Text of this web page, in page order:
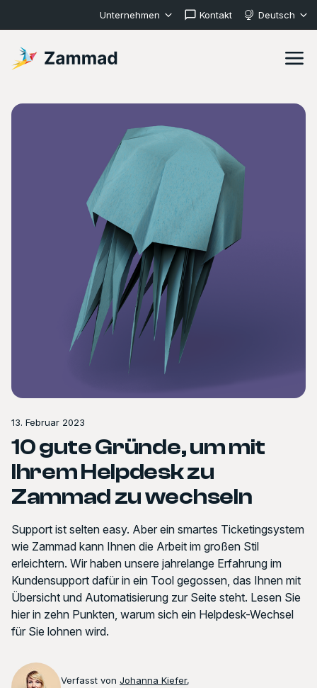
Unternehmen Kontakt Deutsch
13. Februar 2023
10 gute Gründe, um mit
Ihrem Helpdesk zu
Zammad zu wechseln
Support ist selten easy. Aber ein smartes Ticketingsystem
wie Zammad kann Ihnen die Arbeit im großen Stil
erleichtern. Wir haben unsere jahrelange Erfahrung im
Kundensupport dafür in ein Tool gegossen, das Ihnen mit
Übersicht und Automatisierung zur Seite steht. Lesen Sie
hier in zehn Punkten, warum sich ein Helpdesk-Wechsel
für Sie lohnen wird.
Verfasst von Johanna Kiefer,